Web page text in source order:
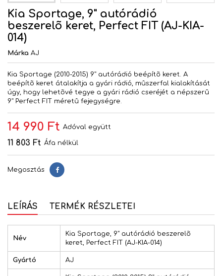
Kia Sportage, 9" autórádió
beszerelõ keret, Perfect FIT (AJ-KIA-
014)
Márka AJ
Kia Sportage (2010-2015) 9" autórádió beépítõ keret. A
beépítõ keret átalakítja a gyári rádió, mûszerfal kialakítását
úgy, hogy lehetõvé tegye a gyári rádió cseréjét a népszerû
9" Perfect FIT méretû fejegységre.
14 990 Ft Adóval együtt
11 803 Ft Áfa nélkül
Megosztás Megosztás
LEÍRÁS TERMÉK RÉSZLETEI
Név
Kia Sportage, 9" autórádió beszerelõ
keret, Perfect FIT (AJ-KIA-014)
Gyártó AJ